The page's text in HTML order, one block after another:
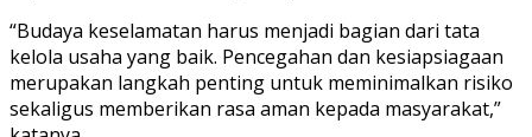
“Budaya keselamatan harus menjadi bagian dari tata
kelola usaha yang baik. Pencegahan dan kesiapsiagaan
merupakan langkah penting untuk meminimalkan risiko
sekaligus memberikan rasa aman kepada masyarakat,”